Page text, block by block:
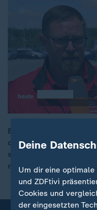
00:17
Ein drastischer
der Krise holen. Statt
sogar bis zu 100.000
mehreren deutschen
Deine
Um dir eine optimale
und ZDFtivi
Cookies und
der eingesetzten